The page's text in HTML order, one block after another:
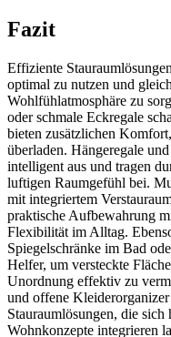
Fazit
Effiziente
optimal zu nutzen und
Wohlfühlatmosphäre zu
oder schmale Eckregale
bieten zusätzlichen
überladen. Hängeregale
intelligent aus und tragen
luftigen Raumgefühl bei.
mit integriertem
praktische Aufbewahrung
Flexibilität im Alltag.
Spiegelschränke im Bad
Helfer, um versteckte
Unordnung effektiv zu
und offene
Stauraumlösungen, die
Wohnkonzepte integrieren